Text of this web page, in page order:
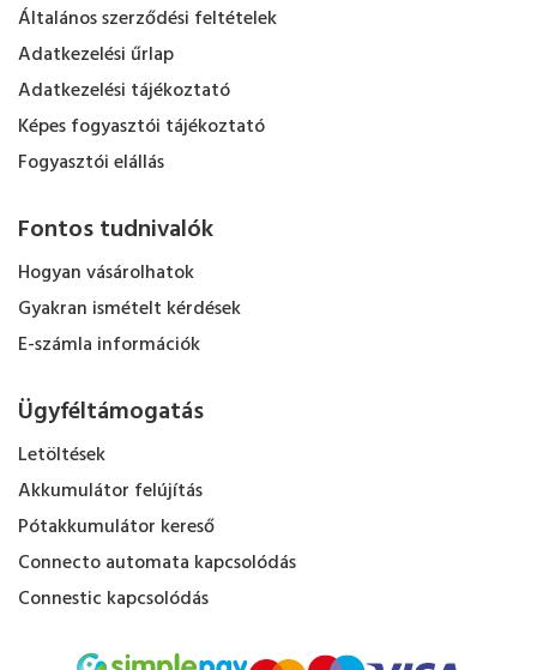
Általános szerződési feltételek
Adatkezelési űrlap
Adatkezelési tájékoztató
Képes fogyasztói tájékoztató
Fogyasztói elállás
Fontos tudnivalók
Hogyan vásárolhatok
Gyakran ismételt kérdések
E-számla információk
Ügyféltámogatás
Letöltések
Akkumulátor felújítás
Pótakkumulátor kereső
Connecto automata kapcsolódás
Connestic kapcsolódás